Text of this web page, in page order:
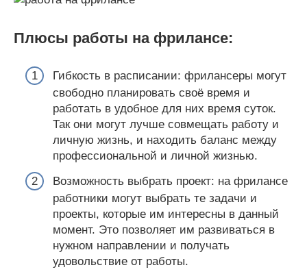
Плюсы работы на фрилансе:
Гибкость в расписании: фрилансеры могут
свободно планировать своё время и
работать в удобное для них время суток.
Так они могут лучше совмещать работу и
личную жизнь, и находить баланс между
профессиональной и личной жизнью.
Возможность выбрать проект: на фрилансе
работники могут выбрать те задачи и
проекты, которые им интересны в данный
момент. Это позволяет им развиваться в
нужном направлении и получать
удовольствие от работы.